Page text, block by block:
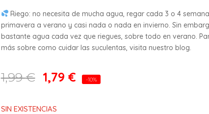
Riego: no necesita de mucha agua, regar cada 3 o 4
primavera a verano y casi nada o nada en invierno. Sin
bastante agua cada vez que riegues, sobre todo en verano.
más sobre como cuidar las suculentas, visita nuestro blog.
1,99€ 1,79 € -10%
SIN EXISTENCIAS